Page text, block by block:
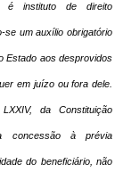
é instituto de direito
se um auxílio obrigatório
Estado aos desprovidos
em juízo ou fora dele.
da Constituição
concessão à prévia
do beneficiário, não